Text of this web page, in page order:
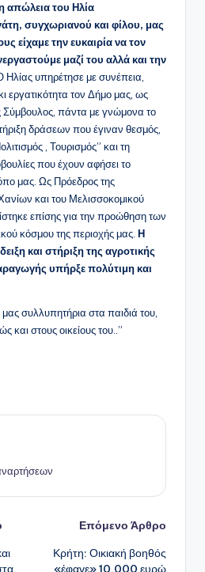
απώλεια του Ηλία
συγχωριανού και φίλου, μας
είχαμε την ευκαιρία να τον
μαζί του αλλά και την
Ηλίας υπηρέτησε με συνέπεια,
εργατικότητα τον Δήμο μας, ως
Σύμβουλος, πάντα με γνώμονα το
δράσεων που έγιναν θεσμός,
, Τουρισμός” και τη
που έχουν αφήσει το
μας. Ως Πρόεδρος της
και του Μελισσοκομικού
επίσης για την προώθηση των
κόσμου της περιοχής μας. Η
και στήριξη της αγροτικής
υπήρξε πολύτιμη και
μας συλλυπητήρια στα παιδιά του,
και στους οικείους του..”
Επόμενο Άρθρο
Κρήτη: Οικιακή βοηθός
«έφαγε» 10.000 ευρώ